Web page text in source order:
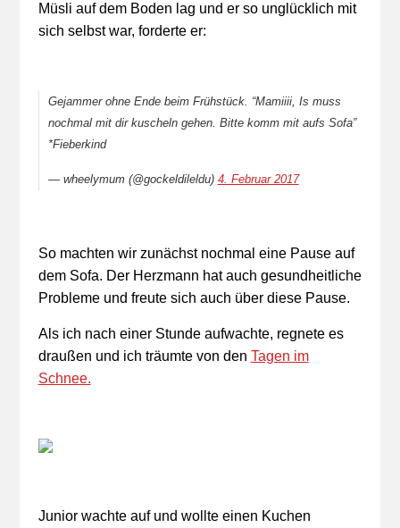
Müsli auf dem Boden lag und er so unglücklich mit
sich selbst war, forderte er:
Gejammer ohne Ende beim Frühstück. “Mamiiii, Is muss
nochmal mit dir kuscheln gehen. Bitte komm mit aufs Sofa”
*Fieberkind
— wheelymum (@gockeldileldu) 4. Februar 2017
So machten wir zunächst nochmal eine Pause auf
dem Sofa. Der Herzmann hat auch gesundheitliche
Probleme und freute sich auch über diese Pause.
Als ich nach einer Stunde aufwachte, regnete es
draußen und ich träumte von den Tagen im
Schnee.
Junior wachte auf und wollte einen Kuchen